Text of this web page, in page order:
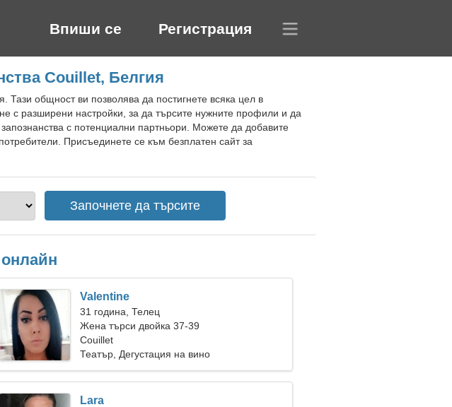
Впиши се Регистрация
Couillet, Белгия
Тази общност ви позволява да постигнете всяка цел в
с разширени настройки, за да търсите нужните профили и да
с потенциални партньори. Можете да добавите
Присъединете се към безплатен сайт за
Valentine
31 година, Телец
Жена търси двойка 37-39
Couillet
Театър, Дегустация на вино
Lara